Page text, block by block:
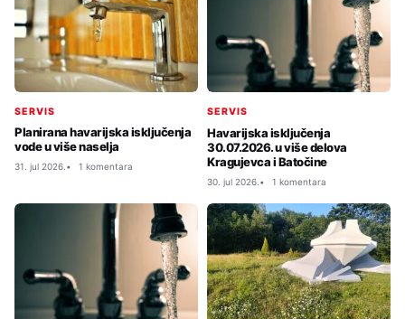
SERVIS
Planirana havarijska isključenja
vode u više naselja
31. jul 2026. 1 komentara
SERVIS
Havarijska isključenja
30.07.2026. u više delova
Kragujevca i Batočine
30. jul 2026. 1 komentara